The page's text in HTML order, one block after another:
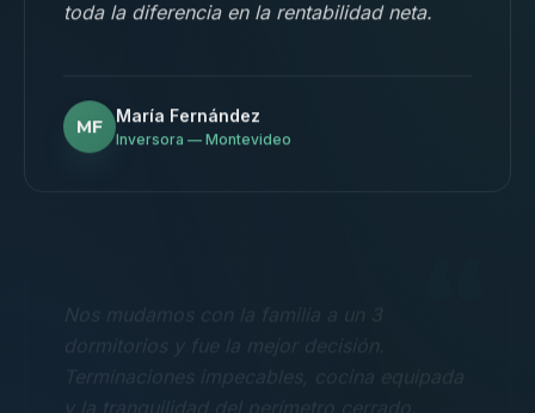
toda la diferencia en la rentabilidad neta.
MF
María Fernández
Inversora — Montevideo